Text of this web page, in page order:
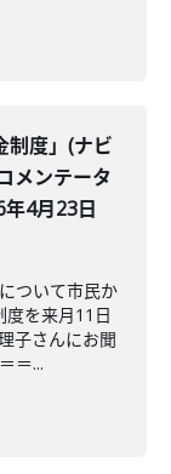
制度」(ナビ
メンテータ
4月23日
ついて市民か
度を来月11日
子さんにお聞
＝...